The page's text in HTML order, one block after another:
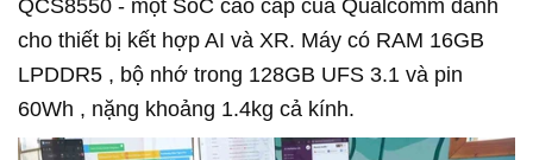
QCS8550 - một SoC cao cấp của Qualcomm dành
cho thiết bị kết hợp AI và XR. Máy có RAM 16GB
LPDDR5 , bộ nhớ trong 128GB UFS 3.1 và pin
60Wh , nặng khoảng 1.4kg cả kính.